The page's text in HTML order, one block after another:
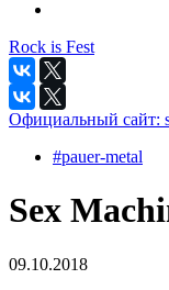
Rock is Fest
Официальный сайт:
#pauer-metal
Sex
09.10.2018